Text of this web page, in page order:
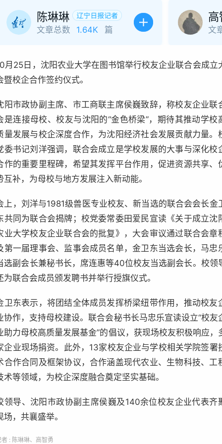
陈琳琳
文章总数 1.64K 篇
高
文
月25日，沈阳农业大学在图书馆举行校友企业联合会成立
暨校企合作签约仪式。
阳市政协副主席、市工商联主席侯巍致辞，称校友企业联
是连接母校、校友与沈阳的“金色桥梁”，期待其推动学校
量发展与校企深度合作，为沈阳经济社会发展贡献力量。
委书记刘洋强调，联合会成立是学校发展的大事与深化校
作的重要里程碑，希望其发挥平台作用，促进资源共享、
互补，为母校与地方发展注入新动能。
上，刘洋与1981级兽医专业校友、新当选的联合会会长金
共同为联合会揭牌；校党委常委田爱民宣读《关于成立沈
业大学校友企业联合会的批复》，大会审议通过联合会章
第一届理事会、监事会成员名单，金卫东当选会长，马忠
选副会长兼秘书长，席连惠等40位校友当选副会长。校领
为联合会成员颁发聘书并举行授旗仪式。
卫东表示，将团结全体成员发挥桥梁纽带作用，推动校友
协作，支持母校建设。联合会秘书长马忠乐宣读设立“校友
助力母校高质量发展基金”的倡议，获现场校友积极响应，
企业现场捐资。此外，13家校友企业与学校相关学院签署
合作合同及框架协议，合作涵盖现代农业、生物科技、工
术等领域，为校企深度融合奠定坚实基础。
领导、沈阳市政协副主席侯巍及140余位校友企业代表齐
场，共襄盛举。
者 : 陈琳琳、高智勇